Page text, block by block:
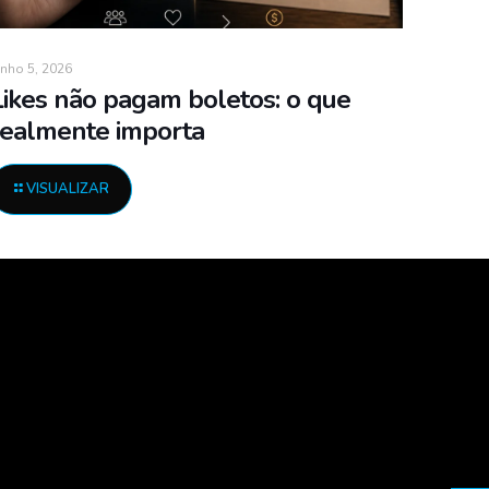
5, 2026
não pagam boletos: o que
importa
VISUALIZAR